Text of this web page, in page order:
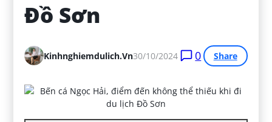
Đồ Sơn
Kinhnghiemdulich.vn30/10/2024 0 Share